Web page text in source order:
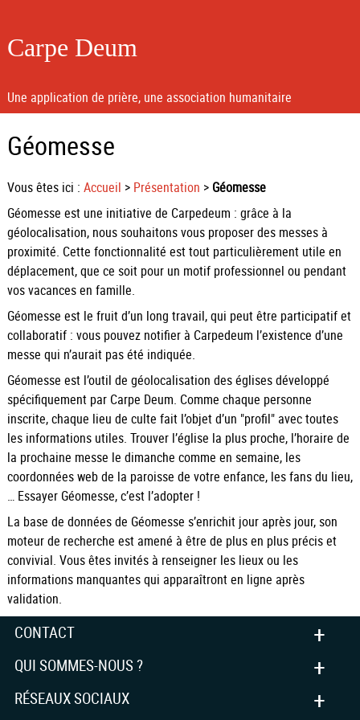
Carpe Deum
Une application de prière, une association humanitaire
Géomesse
Vous êtes ici : Accueil > Présentation > Géomesse
Géomesse est une initiative de Carpedeum : grâce à la
géolocalisation, nous souhaitons vous proposer des messes à
proximité. Cette fonctionnalité est tout particulièrement utile en
déplacement, que ce soit pour un motif professionnel ou pendant
vos vacances en famille.
Géomesse est le fruit d’un long travail, qui peut être participatif et
collaboratif : vous pouvez notifier à Carpedeum l’existence d’une
messe qui n’aurait pas été indiquée.
Géomesse est l’outil de géolocalisation des églises développé
spécifiquement par Carpe Deum. Comme chaque personne
inscrite, chaque lieu de culte fait l’objet d’un "profil" avec toutes
les informations utiles. Trouver l’église la plus proche, l’horaire de
la prochaine messe le dimanche comme en semaine, les
coordonnées web de la paroisse de votre enfance, les fans du lieu,
… Essayer Géomesse, c’est l’adopter !
La base de données de Géomesse s’enrichit jour après jour, son
moteur de recherche est amené à être de plus en plus précis et
convivial. Vous êtes invités à renseigner les lieux ou les
informations manquantes qui apparaîtront en ligne après
validation.
CONTACT +
QUI SOMMES-NOUS ? +
RÉSEAUX SOCIAUX +